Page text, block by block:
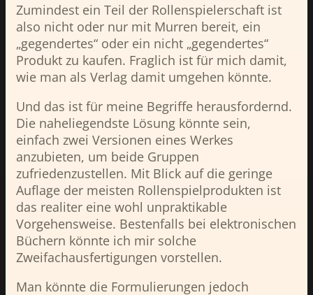
Zumindest ein Teil der Rollenspielerschaft ist
also nicht oder nur mit Murren bereit, ein
„gegendertes“ oder ein nicht „gegendertes“
Produkt zu kaufen. Fraglich ist für mich damit,
wie man als Verlag damit umgehen könnte.
Und das ist für meine Begriffe herausfordernd.
Die naheliegendste Lösung könnte sein,
einfach zwei Versionen eines Werkes
anzubieten, um beide Gruppen
zufriedenzustellen. Mit Blick auf die geringe
Auflage der meisten Rollenspielprodukten ist
das realiter eine wohl unpraktikable
Vorgehensweise. Bestenfalls bei elektronischen
Büchern könnte ich mir solche
Zweifachausfertigungen vorstellen.
Man könnte die Formulierungen jedoch